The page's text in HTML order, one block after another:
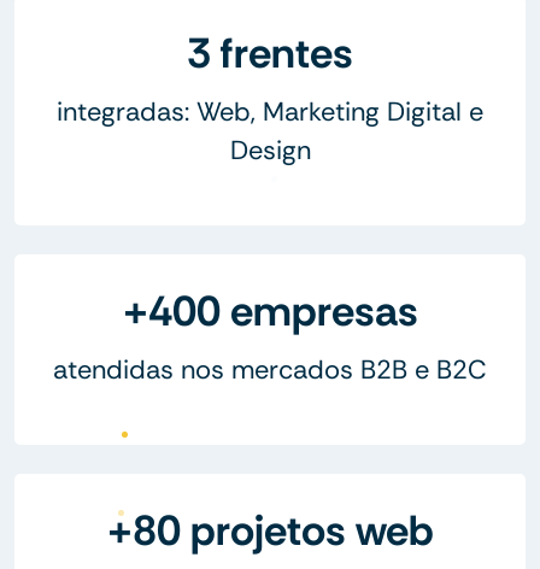
3 frentes
integradas: Web, Marketing Digital e
Design
+400 empresas
atendidas nos mercados B2B e B2C
+80 projetos web